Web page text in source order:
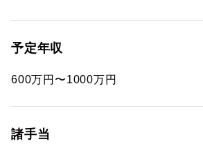
予定年収
600万円〜1000万円
諸手当